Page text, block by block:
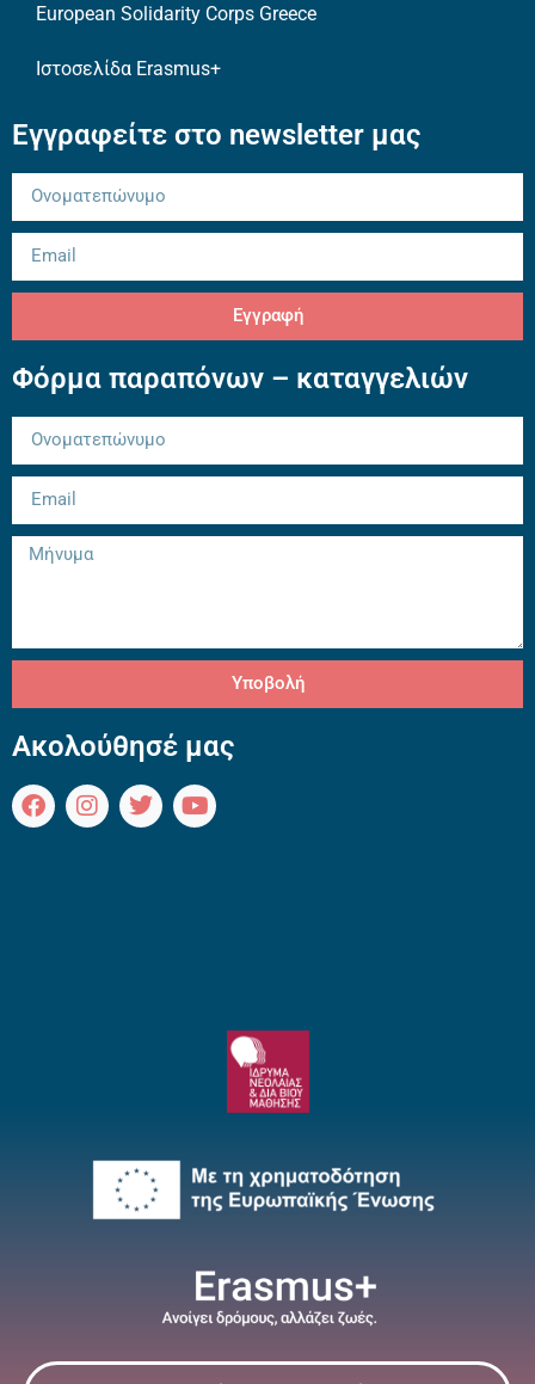
European Solidarity Corps Greece
Ιστοσελίδα Erasmus+
Εγγραφείτε στο newsletter μας
Εγγραφή
Φόρμα παραπόνων – καταγγελιών
Υποβολή
Ακολούθησέ μας